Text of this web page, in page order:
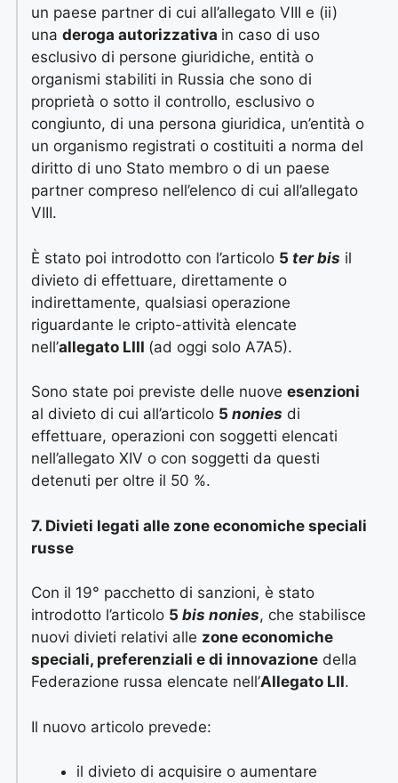
un paese partner di cui all’allegato VIII e (ii)
una deroga autorizzativa in caso di uso
esclusivo di persone giuridiche, entità o
organismi stabiliti in Russia che sono di
proprietà o sotto il controllo, esclusivo o
congiunto, di una persona giuridica, un’entità o
un organismo registrati o costituiti a norma del
diritto di uno Stato membro o di un paese
partner compreso nell’elenco di cui all’allegato
VIII.
È stato poi introdotto con l’articolo 5 ter bis il
divieto di effettuare, direttamente o
indirettamente, qualsiasi operazione
riguardante le cripto-attività elencate
nell’allegato LIII (ad oggi solo A7A5).
Sono state poi previste delle nuove esenzioni
al divieto di cui all’articolo 5 nonies di
effettuare, operazioni con soggetti elencati
nell’allegato XIV o con soggetti da questi
detenuti per oltre il 50 %.
7. Divieti legati alle zone economiche speciali
russe
Con il 19° pacchetto di sanzioni, è stato
introdotto l’articolo 5 bis nonies, che stabilisce
nuovi divieti relativi alle zone economiche
speciali, preferenziali e di innovazione della
Federazione russa elencate nell’Allegato LII.
Il nuovo articolo prevede:
il divieto di acquisire o aumentare